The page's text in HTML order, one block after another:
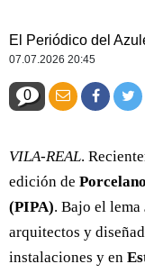
El Periódico del
07.07.2026 20:45
0
VILA-REAL.
edición de
(PIPA). Bajo el lema
arquitectos y
instalaciones y en